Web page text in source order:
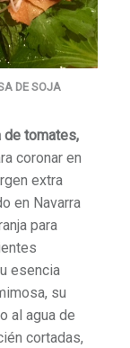
DE SOJA
de tomates,
coronar en
extra
en Navarra
para
esencia
su
al agua de
cortadas,